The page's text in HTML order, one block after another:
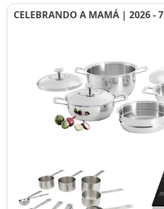
CELEBRANDO A MAMÁ | 2026 - 7